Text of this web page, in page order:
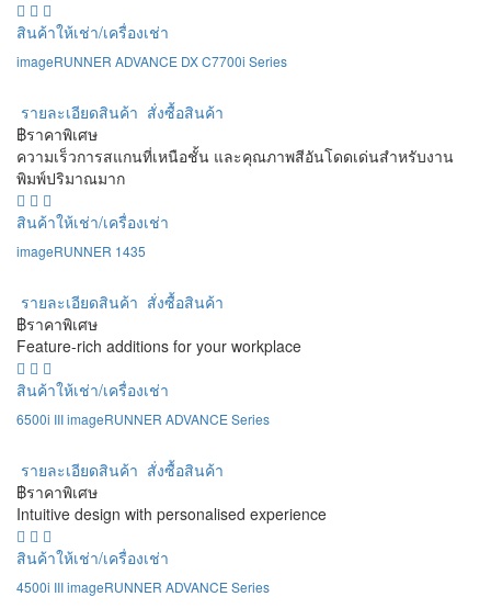
สินค้าให้เช่า/เครื่องเช่า
imageRUNNER ADVANCE DX C7700i Series
รายละเอียดสินค้า สั่งซื้อสินค้า
฿ราคาพิเศษ
ความเร็วการสแกนที่เหนือชั้น และคุณภาพสีอันโดดเด่นสำหรับงาน
พิมพ์ปริมาณมาก
สินค้าให้เช่า/เครื่องเช่า
imageRUNNER 1435
รายละเอียดสินค้า สั่งซื้อสินค้า
฿ราคาพิเศษ
Feature-rich additions for your workplace
สินค้าให้เช่า/เครื่องเช่า
6500i III imageRUNNER ADVANCE Series
รายละเอียดสินค้า สั่งซื้อสินค้า
฿ราคาพิเศษ
Intuitive design with personalised experience
สินค้าให้เช่า/เครื่องเช่า
4500i III imageRUNNER ADVANCE Series